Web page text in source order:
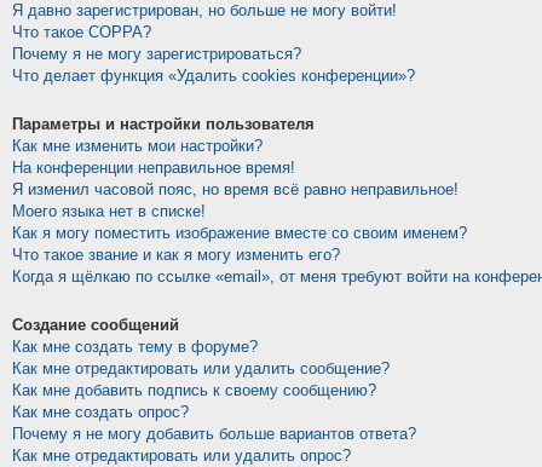
Я давно зарегистрирован, но больше не могу войти!
Что такое COPPA?
Почему я не могу зарегистрироваться?
Что делает функция «Удалить cookies конференции»?
Параметры и настройки пользователя
Как мне изменить мои настройки?
На конференции неправильное время!
Я изменил часовой пояс, но время всё равно неправильное!
Моего языка нет в списке!
Как я могу поместить изображение вместе со своим именем?
Что такое звание и как я могу изменить его?
Когда я щёлкаю по ссылке «email», от меня требуют войти на
Создание сообщений
Как мне создать тему в форуме?
Как мне отредактировать или удалить сообщение?
Как мне добавить подпись к своему сообщению?
Как мне создать опрос?
Почему я не могу добавить больше вариантов ответа?
Как мне отредактировать или удалить опрос?